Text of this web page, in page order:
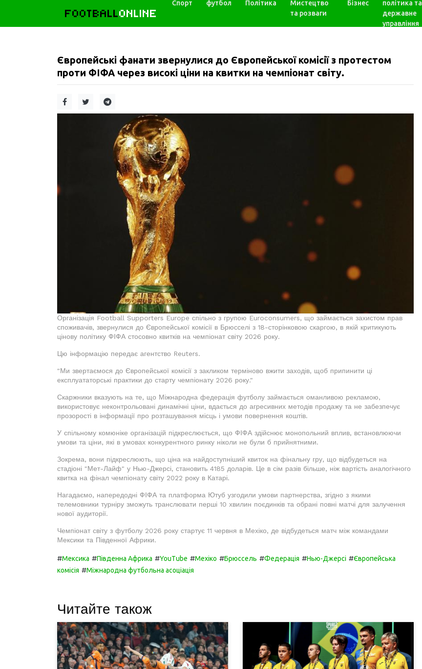
FOOTBALLONLINE
Спорт футбол Політика
Мистецтво
та розваги
Бізнес
політика та
державне
управління
Європейські фанати звернулися до Європейської комісії з протестом
проти ФІФА через високі ціни на квитки на чемпіонат світу.
Організація Football Supporters Europe спільно з групою Euroconsumers, що займається захистом прав
споживачів, звернулися до Європейської комісії в Брюсселі з 18-сторінковою скаргою, в якій критикують
цінову політику ФІФА стосовно квитків на чемпіонат світу 2026 року.
Цю інформацію передає агентство Reuters.
"Ми звертаємося до Європейської комісії з закликом терміново вжити заходів, щоб припинити ці
експлуататорські практики до старту чемпіонату 2026 року."
Скаржники вказують на те, що Міжнародна федерація футболу займається оманливою рекламою,
використовує неконтрольовані динамічні ціни, вдається до агресивних методів продажу та не забезпечує
прозорості в інформації про розташування місць і умови повернення коштів.
У спільному комюніке організацій підкреслюється, що ФІФА здійснює монопольний вплив, встановлюючи
умови та ціни, які в умовах конкурентного ринку ніколи не були б прийнятними.
Зокрема, вони підкреслюють, що ціна на найдоступніший квиток на фінальну гру, що відбудеться на
стадіоні "Мет-Лайф" у Нью-Джерсі, становить 4185 доларів. Це в сім разів більше, ніж вартість аналогічного
квитка на фінал чемпіонату світу 2022 року в Катарі.
Нагадаємо, напередодні ФІФА та платформа Ютуб узгодили умови партнерства, згідно з якими
телемовники турніру зможуть транслювати перші 10 хвилин поєдинків та обрані повні матчі для залучення
нової аудиторії.
Чемпіонат світу з футболу 2026 року стартує 11 червня в Мехіко, де відбудеться матч між командами
Мексики та Південної Африки.
#Мексика #Південна Африка #YouTube #Мехіко #Брюссель #Федерація #Нью-Джерсі #Європейська
комісія #Міжнародна футбольна асоціація
Читайте також